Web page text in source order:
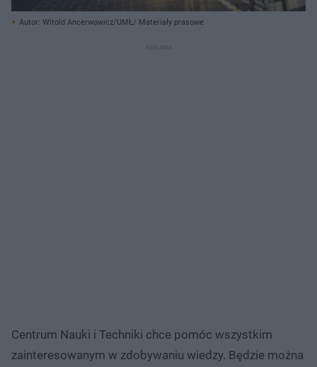
Autor: Witold Ancerwowicz/UMŁ/ Materiały prasowe
Centrum Nauki i Techniki chce pomóc wszystkim
zainteresowanym w zdobywaniu wiedzy. Będzie można